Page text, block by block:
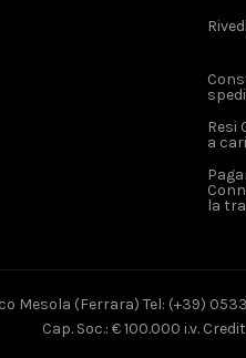
Resi
a
la
Mesola (Ferrara) Tel: (+39)
Cap. Soc.: € 100.000 i.v.